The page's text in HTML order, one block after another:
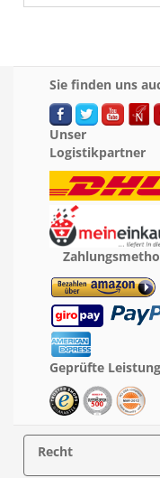
Sie finden uns
Unser
Logistikpartner
Geprüfte Leistung
Recht